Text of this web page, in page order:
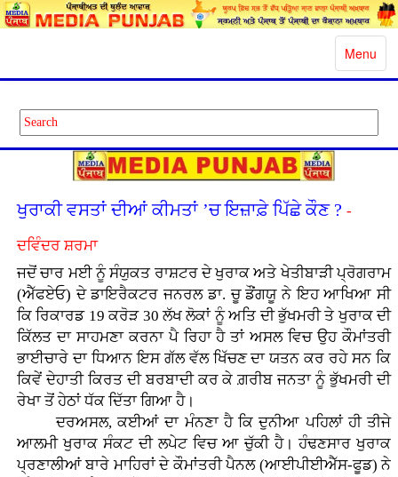
Toggle
Menu
ਖੁਰਾਕੀ ਵਸਤਾਂ ਦੀਆਂ ਕੀਮਤਾਂ ’ਚ ਇਜ਼ਾਫ਼ੇ ਪਿੱਛੇ ਕੌਣ ? -
ਦਵਿੰਦਰ ਸ਼ਰਮਾ
ਜਦੋਂ ਚਾਰ ਮਈ ਨੂੰ ਸੰਯੁਕਤ ਰਾਸ਼ਟਰ ਦੇ ਖੁਰਾਕ ਅਤੇ ਖੇਤੀਬਾੜੀ ਪ੍ਰੋਗਰਾਮ
(ਐੱਫਏਓ) ਦੇ ਡਾਇਰੈਕਟਰ ਜਨਰਲ ਡਾ. ਚੂ ਡੌਂਗਯੂ ਨੇ ਇਹ ਆਖਿਆ ਸੀ
ਕਿ ਰਿਕਾਰਡ 19 ਕਰੋੜ 30 ਲੱਖ ਲੋਕਾਂ ਨੂੰ ਅਤਿ ਦੀ ਭੁੱਖਮਰੀ ਤੇ ਖੁਰਾਕ ਦੀ
ਕਿੱਲਤ ਦਾ ਸਾਹਮਣਾ ਕਰਨਾ ਪੈ ਰਿਹਾ ਹੈ ਤਾਂ ਅਸਲ ਵਿਚ ਉਹ ਕੌਮਾਂਤਰੀ
ਭਾਈਚਾਰੇ ਦਾ ਧਿਆਨ ਇਸ ਗੱਲ ਵੱਲ ਖਿੱਚਣ ਦਾ ਯਤਨ ਕਰ ਰਹੇ ਸਨ ਕਿ
ਕਿਵੇਂ ਦੇਹਾਤੀ ਕਿਰਤ ਦੀ ਬਰਬਾਦੀ ਕਰ ਕੇ ਗ਼ਰੀਬ ਜਨਤਾ ਨੂੰ ਭੁੱਖਮਰੀ ਦੀ
ਰੇਖਾ ਤੋਂ ਹੇਠਾਂ ਧੱਕ ਦਿੱਤਾ ਗਿਆ ਹੈ।
ਦਰਅਸਲ, ਕਈਆਂ ਦਾ ਮੰਨਣਾ ਹੈ ਕਿ ਦੁਨੀਆ ਪਹਿਲਾਂ ਹੀ ਤੀਜੇ
ਆਲਮੀ ਖੁਰਾਕ ਸੰਕਟ ਦੀ ਲਪੇਟ ਵਿਚ ਆ ਚੁੱਕੀ ਹੈ। ਹੰਢਣਸਾਰ ਖੁਰਾਕ
ਪ੍ਰਣਾਲੀਆਂ ਬਾਰੇ ਮਾਹਿਰਾਂ ਦੇ ਕੌਮਾਂਤਰੀ ਪੈਨਲ (ਆਈਪੀਈਐੱਸ-ਫੂਡ) ਨੇ